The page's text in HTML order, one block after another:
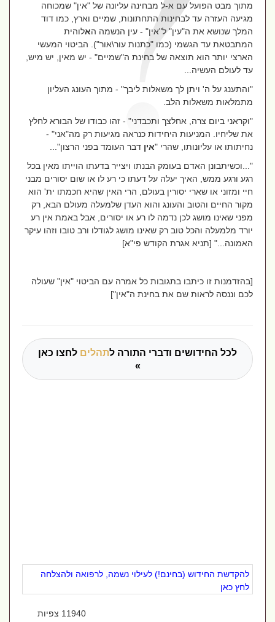
מתוך מבט הפועל עם א-ל מבחינה עליונה של "אין" שמכוחה
מגיעה העזרה עד לבחינות התחתונות, שמיים וארץ, כמו דוד
המלך שנושא את ה"עין" ל"אין" - עין הנשמה האלוהית
המתבטאת עד הגשמי (כמו "כתנות עור\אור"). הביטוי המעשי
הארצי יותר הוא תוצאה של בחינת ה"שמיים" - יש מאין, יש מיש,
עד לעולם העשיה...
"והתענג על ה' ויתן לך משאלות ליבך" - מתוך העונג העליון
מתמלאות משאלות הלב.
"וקראני ביום צרה, אחלצך ותכבדני" - זהו כבודו של הבורא לחלץ
את שליחיו. המניעות היחידות כנראה מגיעות רק מה"אני" -
נחיתותו או עליונותו, שהרי "איןדבר העומד בפני הרצון"...
"...וכשיתבונן האדם בעומק הבנתו ויצייר בדעתו הוייתו מאין בכל
רגע ורגע ממש, האיך יעלה על דעתו כי רע לו או שום יסורים מבני
חיי ומזוני או שארי יסורין בעולם, הרי האין שהיא חכמתו ית' הוא
מקור החיים והטוב והעונג והוא העדן שלמעלה מעולם הבא, רק
מפני שאינו מושג לכן נדמה לו רע או יסורים, אבל באמת אין רע
יורד מלמעלה והכל טוב רק שאינו מושג לגודלו ורב טובו וזהו עיקר
האמונה..." [תניא אגרת הקודש פי"א]
[בהזדמנות זו כיתבו בתגובות כל אמרה עם הביטוי "אין" שעולה
לכם וננסה לראות שם את בחינת ה"אין"]
לכל החידושים ודברי התורה לתהליםלחצו כאן
להקדשת החידוש (בחינם!) לעילוי נשמה, לרפואה ולהצלחה
לחץ כאן
11940 צפיות